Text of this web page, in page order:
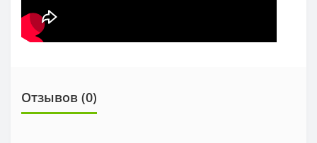
Отзывов (0)